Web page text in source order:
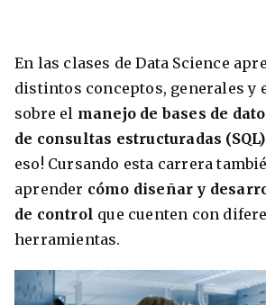
En las clases de Data Science
distintos conceptos, generales y
sobre el manejo de bases de
de consultas estructuradas (SQL)
eso! Cursando esta carrera
aprender cómo diseñar y
de control que cuenten con
herramientas.